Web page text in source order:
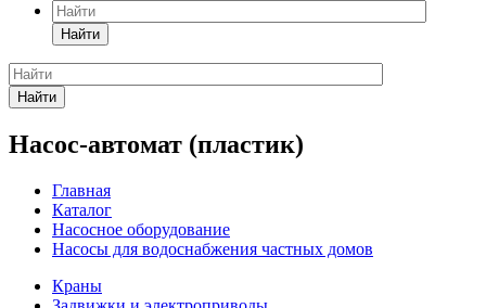
Найти
Найти
Насос-автомат (пластик)
Главная
Каталог
Насосное оборудование
Насосы для водоснабжения частных домов
Краны